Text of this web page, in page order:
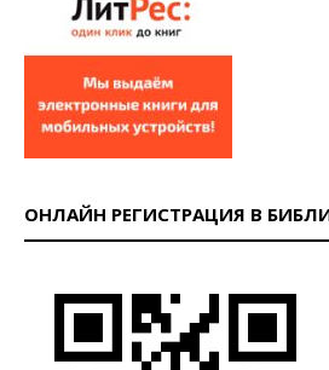
ОНЛАЙН РЕГИСТРАЦИЯ В